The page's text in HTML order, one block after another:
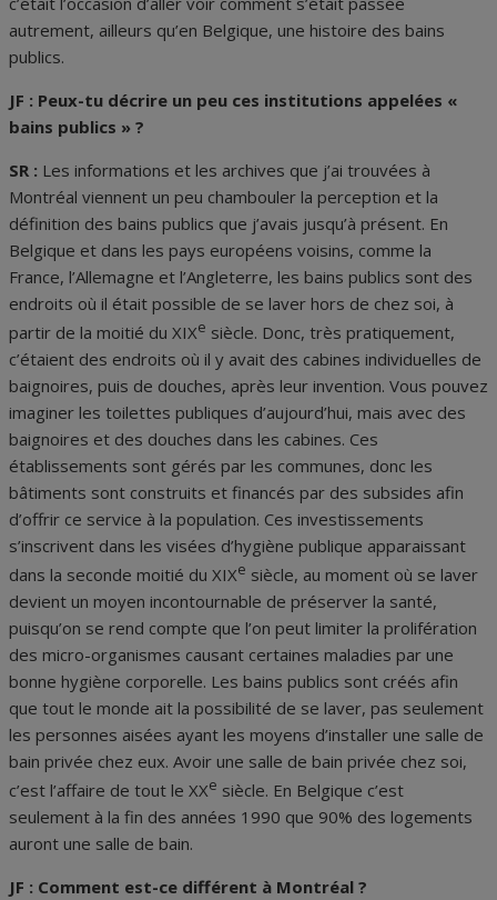
autrement, ailleurs qu’en Belgique, une histoire des bains
publics.
JF : Peux-tu décrire un peu ces institutions appelées «
bains publics » ?
SR : Les informations et les archives que j’ai trouvées à
Montréal viennent un peu chambouler la perception et la
définition des bains publics que j’avais jusqu’à présent. En
Belgique et dans les pays européens voisins, comme la
France, l’Allemagne et l’Angleterre, les bains publics sont des
endroits où il était possible de se laver hors de chez soi, à
partir de la moitié du XIXe siècle. Donc, très pratiquement,
c’étaient des endroits où il y avait des cabines individuelles de
baignoires, puis de douches, après leur invention. Vous pouvez
imaginer les toilettes publiques d’aujourd’hui, mais avec des
baignoires et des douches dans les cabines. Ces
établissements sont gérés par les communes, donc les
bâtiments sont construits et financés par des subsides afin
d’offrir ce service à la population. Ces investissements
s’inscrivent dans les visées d’hygiène publique apparaissant
dans la seconde moitié du XIXe siècle, au moment où se laver
devient un moyen incontournable de préserver la santé,
puisqu’on se rend compte que l’on peut limiter la prolifération
des micro-organismes causant certaines maladies par une
bonne hygiène corporelle. Les bains publics sont créés afin
que tout le monde ait la possibilité de se laver, pas seulement
les personnes aisées ayant les moyens d’installer une salle de
bain privée chez eux. Avoir une salle de bain privée chez soi,
c’est l’affaire de tout le XXe siècle. En Belgique c’est
seulement à la fin des années 1990 que 90% des logements
auront une salle de bain.
JF : Comment est-ce différent à Montréal ?